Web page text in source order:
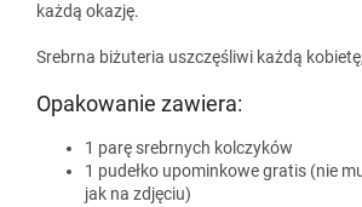
każdą okazję.
Srebrna biżuteria uszczęśliwi każdą
Opakowanie zawiera:
1 parę srebrnych kolczyków
1 pudełko upominkowe gratis (nie
jak na zdjęciu)